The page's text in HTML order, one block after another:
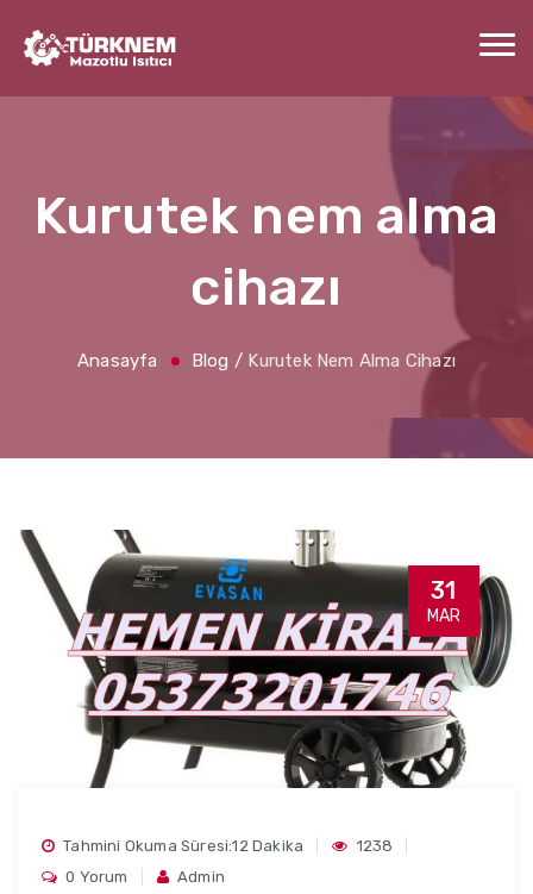
Kurutek nem alma
cihazı
Anasayfa Blog / Kurutek Nem Alma Cihazı
31
MAR
Tahmini Okuma Süresi:12 Dakika
1238
0 Yorum
Admin